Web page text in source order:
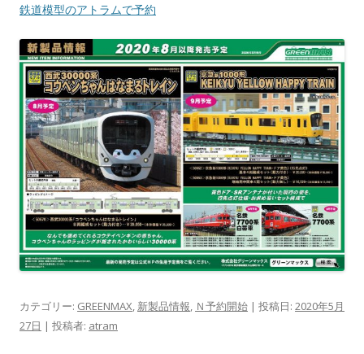
鉄道模型のアトラムで予約
カテゴリー: GREENMAX, 新製品情報, Ｎ予約開始 | 投稿日: 2020年5月
27日 | 投稿者: atram